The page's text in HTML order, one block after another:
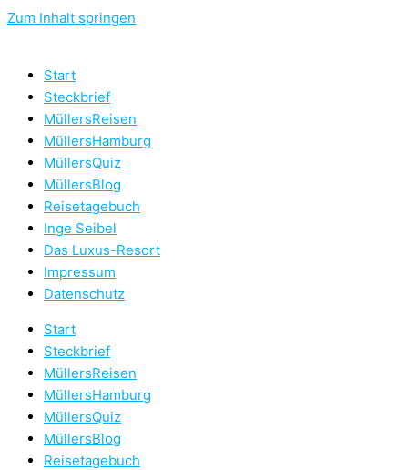
Zum Inhalt springen
Start
Steckbrief
MüllersReisen
MüllersHamburg
MüllersQuiz
MüllersBlog
Reisetagebuch
Inge Seibel
Das Luxus-Resort
Impressum
Datenschutz
Start
Steckbrief
MüllersReisen
MüllersHamburg
MüllersQuiz
MüllersBlog
Reisetagebuch